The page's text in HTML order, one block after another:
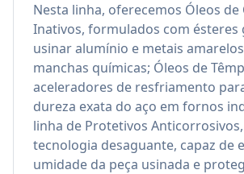
Nesta linha, oferecemos Óleos de
Inativos, formulados com ésteres
usinar alumínio e metais
manchas químicas; Óleos de
aceleradores de resfriamento
dureza exata do aço em fornos
linha de Protetivos
tecnologia desaguante, capaz de
umidade da peça usinada e